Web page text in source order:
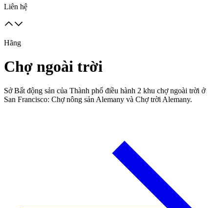
Liên hệ
Hãng
Chợ ngoài trời
Sở Bất động sản của Thành phố điều hành 2 khu chợ ngoài trời ở
San Francisco: Chợ nông sản Alemany và Chợ trời Alemany.